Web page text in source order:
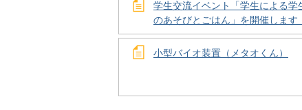
学生交流イベント「学生による学
のあそびとごはん」を開催します
小型バイオ装置（メタオくん）